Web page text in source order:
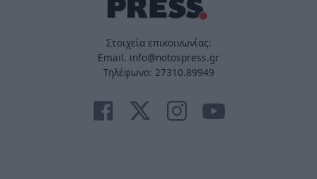
Στοιχεία επικοινωνίας:
Email. info@notospress.gr
Τηλέφωνο: 27310.89949